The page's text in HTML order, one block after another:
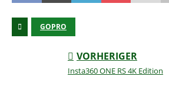
GOPRO
VORHERIGER
Insta360 ONE RS 4K Edition